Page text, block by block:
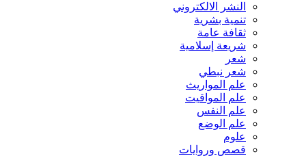
النشر الالكتروني
تنمية بشرية
ثقافة عامة
شريعة إسلامية
شعر
شعر نبطي
علم المواريث
علم المواقيت
علم النفس
علم الوضع
علوم
قصص وروايات